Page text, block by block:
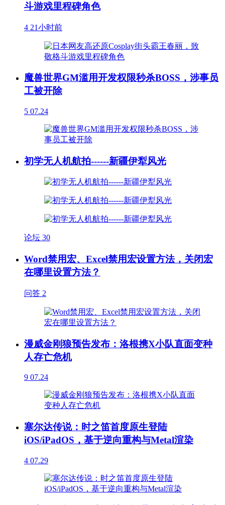
斗游戏里程碑角色
4 21小时前
魔兽世界GM滥用开发权限秒杀BOSS，涉事员
工被开除
5 07.24
初学无人机航拍------新疆伊犁风光
论坛 30
Word禁用宏、Excel禁用宏设置方法，关闭宏
在哪里设置方法？
问答 2
漫威金刚狼预告发布：洛根携X小队直面变种
人存亡危机
9 07.24
塞尔达传说：时之笛首度原生登陆
iOS/iPadOS，基于逆向重构与Metal渲染
4 07.29